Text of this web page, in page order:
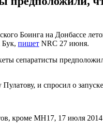
Боинга на Донбассе
Бук, пишет NRC 27 июня.
сепаратисты
и спросил о
кроме MH17, 17 июля